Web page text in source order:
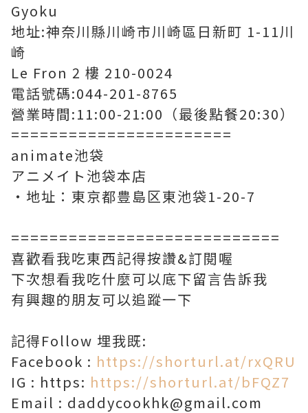
Gyoku
地址:神奈川縣川崎市川崎區日新町 1-11川
崎
Le Fron 2 樓 210-0024
電話號碼:044-201-8765
營業時間:11:00-21:00（最後點餐20:30）
=======================
animate池袋
アニメイト池袋本店
・地址：東京都豊島区東池袋1-20-7
============================
喜歡看我吃東西記得按讚&訂閱喔
下次想看我吃什麼可以底下留言告訴我
有興趣的朋友可以追蹤一下
記得Follow 埋我既:
Facebook : https://shorturl.at/rxQRU
IG : https: https://shorturl.at/bFQZ7
Email : daddycookhk@gmail.com